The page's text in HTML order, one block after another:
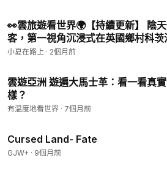
👀雲旅遊看世界🌍【持續更新】 陰
客，第一視角沉浸式在英國鄉村科茨
小夏在路上 · 2個月前
雲遊亞洲 遊遍大馬士革：看一看真
樣？
有温度地看世界 · 7個月前
Cursed Land- Fate
GJW+ · 9個月前